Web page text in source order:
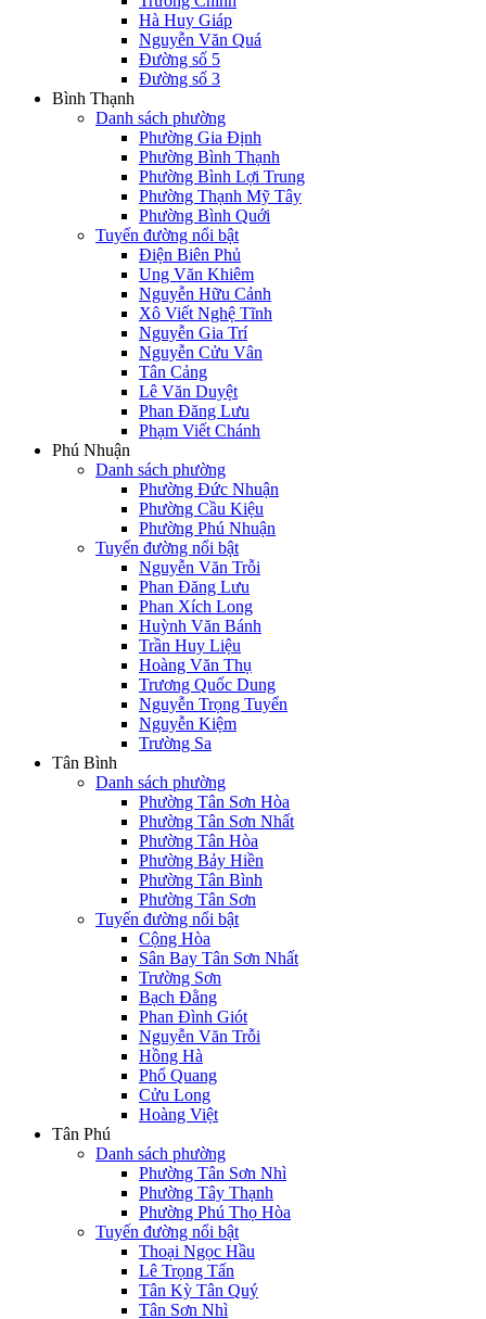
Hà Huy Giáp
Nguyễn Văn Quá
Đường số 5
Đường số 3
Bình Thạnh
Danh sách phường
Phường Gia Định
Phường Bình Thạnh
Phường Bình Lợi Trung
Phường Thạnh Mỹ Tây
Phường Bình Quới
Tuyến đường nổi bật
Điện Biên Phủ
Ung Văn Khiêm
Nguyễn Hữu Cảnh
Xô Viết Nghệ Tĩnh
Nguyễn Gia Trí
Nguyễn Cửu Vân
Tân Cảng
Lê Văn Duyệt
Phan Đăng Lưu
Phạm Viết Chánh
Phú Nhuận
Danh sách phường
Phường Đức Nhuận
Phường Cầu Kiệu
Phường Phú Nhuận
Tuyến đường nổi bật
Nguyễn Văn Trỗi
Phan Đăng Lưu
Phan Xích Long
Huỳnh Văn Bánh
Trần Huy Liệu
Hoàng Văn Thụ
Trương Quốc Dung
Nguyễn Trọng Tuyển
Nguyễn Kiệm
Trường Sa
Tân Bình
Danh sách phường
Phường Tân Sơn Hòa
Phường Tân Sơn Nhất
Phường Tân Hòa
Phường Bảy Hiền
Phường Tân Bình
Phường Tân Sơn
Tuyến đường nổi bật
Cộng Hòa
Sân Bay Tân Sơn Nhất
Trường Sơn
Bạch Đằng
Phan Đình Giót
Nguyễn Văn Trỗi
Hồng Hà
Phổ Quang
Cửu Long
Hoàng Việt
Tân Phú
Danh sách phường
Phường Tân Sơn Nhì
Phường Tây Thạnh
Phường Phú Thọ Hòa
Tuyến đường nổi bật
Thoại Ngọc Hầu
Lê Trọng Tấn
Tân Kỳ Tân Quý
Tân Sơn Nhì